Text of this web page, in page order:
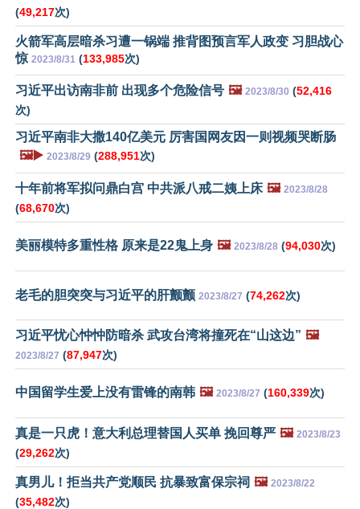
(49,217次)
火箭军高层暗杀习遭一锅端 推背图预言军人政变 习胆战心
惊 2023/8/31 (133,985次)
习近平出访南非前 出现多个危险信号 🖼️ 2023/8/30 (52,416
次)
习近平南非大撒140亿美元 厉害国网友因一则视频哭断肠
🖼️▶️ 2023/8/29 (288,951次)
十年前将军拟问鼎白宫 中共派八戒二姨上床 🖼️ 2023/8/28
(68,670次)
美丽模特多重性格 原来是22鬼上身 🖼️ 2023/8/28 (94,030次)
老毛的胆突突与习近平的肝颤颤 2023/8/27 (74,262次)
习近平忧心忡忡防暗杀 武攻台湾将撞死在“山这边” 🖼️
2023/8/27 (87,947次)
中国留学生爱上没有雷锋的南韩 🖼️ 2023/8/27 (160,339次)
真是一只虎！意大利总理替国人买单 挽回尊严 🖼️ 2023/8/23
(29,262次)
真男儿！拒当共产党顺民 抗暴致富保宗祠 🖼️ 2023/8/22
(35,482次)